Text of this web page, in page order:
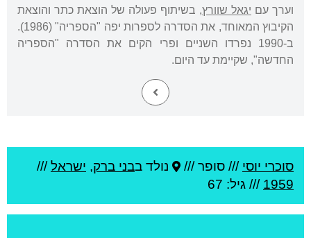
וערך עם יגאל שוורץ, בשיתוף פעולה של הוצאת כתר והוצאת
הקיבוץ המאוחד, את הסדרה לספרות יפה "הספריה" (1986).
ב-1990 נפרדו השניים ופרי הקים את הסדרה "הספריה
החדשה", שקיימת עד היום.
סוכרי יוסי /// סופר /// נולד בבני ברק, ישראל///
1959 /// גיל: 67